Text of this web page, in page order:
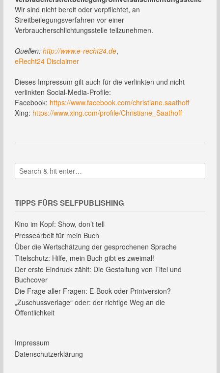
Wir sind nicht bereit oder verpflichtet, an
Streitbeilegungsverfahren vor einer
Verbraucherschlichtungsstelle teilzunehmen.
Quellen: http://www.e-recht24.de,
eRecht24 Disclaimer
Dieses Impressum gilt auch für die verlinkten und nicht
verlinkten Social-Media-Profile:
Facebook: https://www.facebook.com/christiane.saathoff
Xing: https://www.xing.com/profile/Christiane_Saathoff
TIPPS FÜRS SELFPUBLISHING
Kino im Kopf: Show, don’t tell
Pressearbeit für mein Buch
Über die Wertschätzung der gesprochenen Sprache
Titelschutz: Hilfe, mein Buch gibt es zweimal!
Der erste Eindruck zählt: Die Gestaltung von Titel und
Buchcover
Die Frage aller Fragen: E-Book oder Printversion?
„Zuschussverlage“ oder: der richtige Weg an die
Öffentlichkeit
Impressum
Datenschutzerklärung